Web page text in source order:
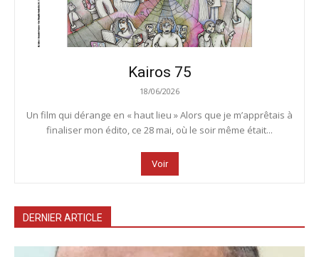
Kairos 75
18/06/2026
Un film qui dérange en « haut lieu » Alors que je m’apprêtais à
finaliser mon édito, ce 28 mai, où le soir même était...
Voir
DERNIER ARTICLE